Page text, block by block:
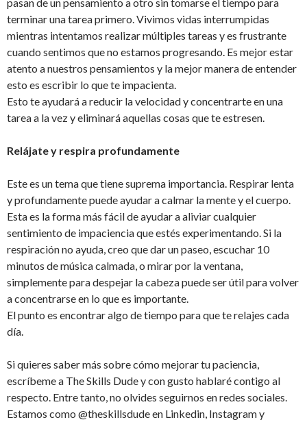
terminar una tarea primero. Vivimos vidas interrumpidas
mientras intentamos realizar múltiples tareas y es frustrante
cuando sentimos que no estamos progresando. Es mejor estar
atento a nuestros pensamientos y la mejor manera de entender
esto es escribir lo que te impacienta.
Esto te ayudará a reducir la velocidad y concentrarte en una
tarea a la vez y eliminará aquellas cosas que te estresen.
Relájate y respira profundamente
Este es un tema que tiene suprema importancia. Respirar lenta
y profundamente puede ayudar a calmar la mente y el cuerpo.
Esta es la forma más fácil de ayudar a aliviar cualquier
sentimiento de impaciencia que estés experimentando. Si la
respiración no ayuda, creo que dar un paseo, escuchar 10
minutos de música calmada, o mirar por la ventana,
simplemente para despejar la cabeza puede ser útil para volver
a concentrarse en lo que es importante.
El punto es encontrar algo de tiempo para que te relajes cada
día.
Si quieres saber más sobre cómo mejorar tu paciencia,
escríbeme a The Skills Dude y con gusto hablaré contigo al
respecto. Entre tanto, no olvides seguirnos en redes sociales.
Estamos como @theskillsdude en Linkedin, Instagram y